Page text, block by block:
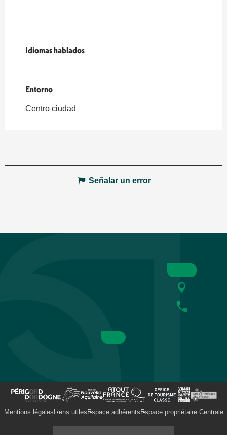
Idiomas hablados
Idiomas hablados
Entorno
Entorno
Centro ciudad
Señalar un error
Mentions légales Liens utiles Espace adhérents Espace propriétaire Centrale